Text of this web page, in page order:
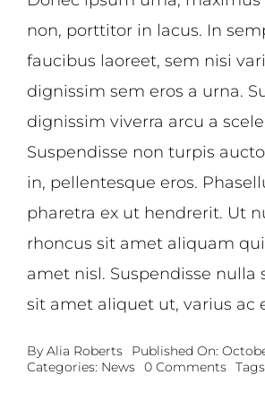
non, porttitor in lacus. In
faucibus laoreet, sem nisi
dignissim sem eros a urna.
dignissim viverra arcu a
Suspendisse non turpis
in, pellentesque eros.
pharetra ex ut hendrerit. Ut
rhoncus sit amet aliquam
amet nisl. Suspendisse nulla
sit amet aliquet ut, varius ac
By Alia Roberts
Published On:
Categories: News 0 Commentson